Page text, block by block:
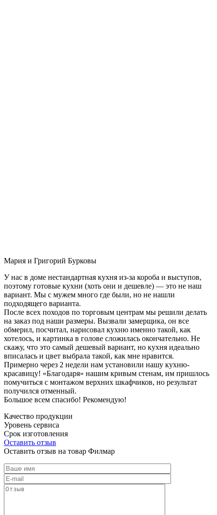
Мария и Григорий Бурковы
У нас в доме нестандартная кухня из-за короба и выступов,
поэтому готовые кухни (хоть они и дешевле) — это не наш
вариант. Мы с мужем много где были, но не нашли
подходящего варианта.
После всех походов по торговым центрам мы решили делать
на заказ под наши размеры. Вызвали замерщика, он все
обмерил, посчитал, нарисовал кухню именно такой, как
хотелось, и картинка в голове сложилась окончательно. Не
скажу, что это самый дешевый вариант, но кухня идеально
вписалась и цвет выбрала такой, как мне нравится.
Примерно через 2 недели нам установили нашу кухню-
красавицу! «Благодаря» нашим кривым стенам, им пришлось
помучиться с монтажом верхних шкафчиков, но результат
получился отменный.
Большое всем спасибо! Рекомендую!
Качество продукции
Уровень сервиса
Срок изготовления
Оставить отзыв
Оставить отзыв на товар Филмар